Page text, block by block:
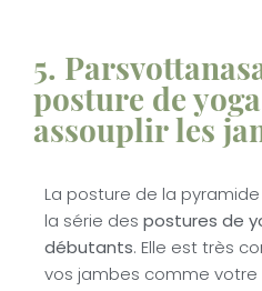
5.
posture de
assouplir les
La posture de la
la série des postures de
débutants. Elle est très
vos jambes comme votre